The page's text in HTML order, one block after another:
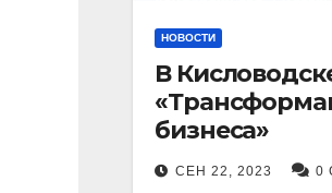
НОВОСТИ
В
бизнеса»
СЕН 22, 2023 0